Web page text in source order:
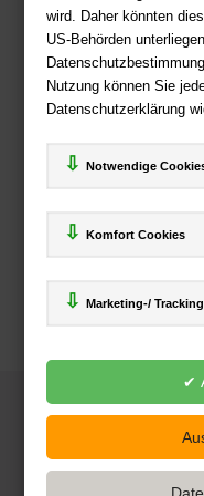
wird. Daher könnten
US-Behörden
Nutzung können Sie
Datenschutzerklärung
Notwendige
Komfort Cookies
Marketing-/
Zahlweisen
Deutsche-
www.deutsche-
Powered by Inooga